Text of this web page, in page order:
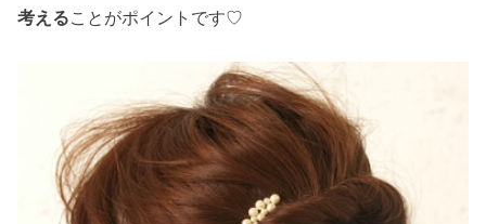
考えることがポイントです♡